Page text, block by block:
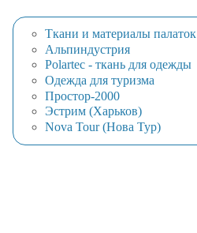
Ткани и материалы палаток
Альпиндустрия
Polartec - ткань для одежды
Одежда для туризма
Простор-2000
Эстрим (Харьков)
Nova Tour (Нова Тур)